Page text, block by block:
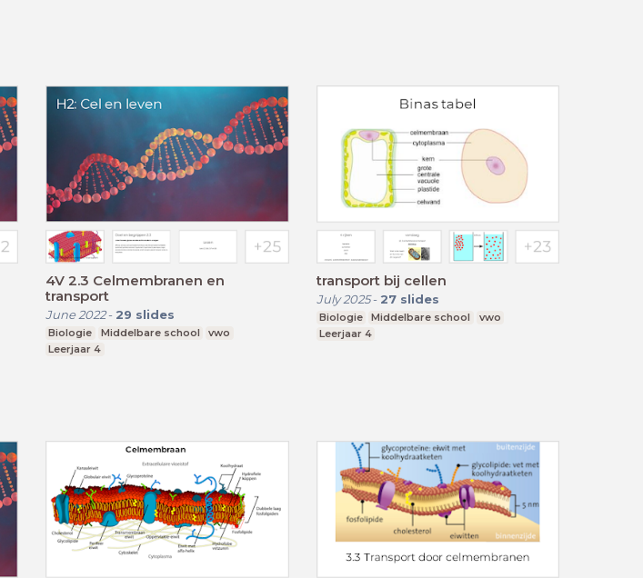
4V 2.3 Celmembranen en
transport
June 2022- 29 slides
Biologie Middelbare school
vwo
Leerjaar 4
transport bij cellen
July 2025- 27 slides
Biologie Middelbare school
vwo
Leerjaar 4